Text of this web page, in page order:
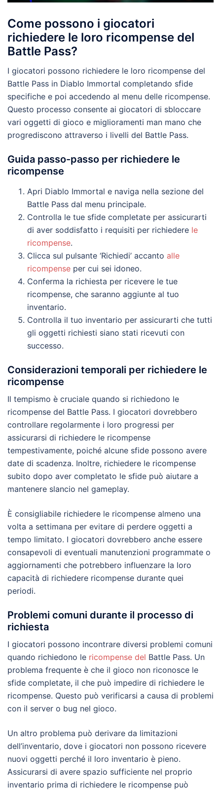
Come possono i giocatori
richiedere le loro ricompense del
Battle Pass?
I giocatori possono richiedere le loro ricompense del
Battle Pass in Diablo Immortal completando sfide
specifiche e poi accedendo al menu delle ricompense.
Questo processo consente ai giocatori di sbloccare
vari oggetti di gioco e miglioramenti man mano che
progrediscono attraverso i livelli del Battle Pass.
Guida passo-passo per richiedere le
ricompense
Apri Diablo Immortal e naviga nella sezione del
Battle Pass dal menu principale.
Controlla le tue sfide completate per assicurarti
di aver soddisfatto i requisiti per richiedere le
ricompense.
Clicca sul pulsante ‘Richiedi’ accanto alle
ricompense per cui sei idoneo.
Conferma la richiesta per ricevere le tue
ricompense, che saranno aggiunte al tuo
inventario.
Controlla il tuo inventario per assicurarti che tutti
gli oggetti richiesti siano stati ricevuti con
successo.
Considerazioni temporali per richiedere le
ricompense
Il tempismo è cruciale quando si richiedono le
ricompense del Battle Pass. I giocatori dovrebbero
controllare regolarmente i loro progressi per
assicurarsi di richiedere le ricompense
tempestivamente, poiché alcune sfide possono avere
date di scadenza. Inoltre, richiedere le ricompense
subito dopo aver completato le sfide può aiutare a
mantenere slancio nel gameplay.
È consigliabile richiedere le ricompense almeno una
volta a settimana per evitare di perdere oggetti a
tempo limitato. I giocatori dovrebbero anche essere
consapevoli di eventuali manutenzioni programmate o
aggiornamenti che potrebbero influenzare la loro
capacità di richiedere ricompense durante quei
periodi.
Problemi comuni durante il processo di
richiesta
I giocatori possono incontrare diversi problemi comuni
quando richiedono le ricompense del Battle Pass. Un
problema frequente è che il gioco non riconosce le
sfide completate, il che può impedire di richiedere le
ricompense. Questo può verificarsi a causa di problemi
con il server o bug nel gioco.
Un altro problema può derivare da limitazioni
dell’inventario, dove i giocatori non possono ricevere
nuovi oggetti perché il loro inventario è pieno.
Assicurarsi di avere spazio sufficiente nel proprio
inventario prima di richiedere le ricompense può